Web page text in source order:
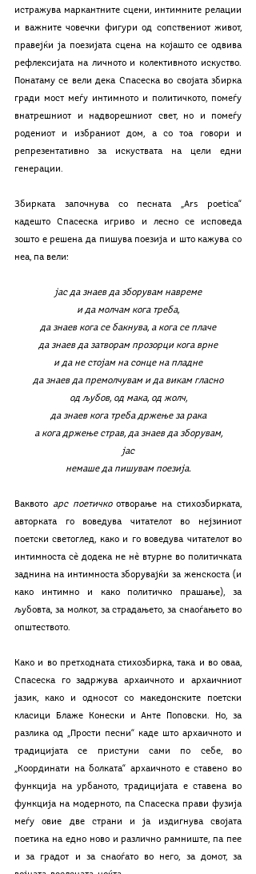
истражува маркантните сцени, интимните релации
и важните човечки фигури од сопствениот живот,
правејќи ја поезијата сцена на којашто се одвива
рефлексијата на личното и колективното искуство.
Понатаму се вели дека Спасеска во својата збирка
гради мост меѓу интимното и политичкото, помеѓу
внатрешниот и надворешниот свет, но и помеѓу
родениот и избраниот дом, а со тоа говори и
репрезентативно за искуствата на цели едни
генерации.
Збирката започнува со песната „Ars poetica“
кадешто Спасеска игриво и лесно се исповеда
зошто е решена да пишува поезија и што кажува со
неа, па вели:
јас да знаев да зборувам навреме
и да молчам кога треба,
да знаев кога се бакнува, а кога се плаче
да знаев да затворам прозорци кога врне
и да не стојам на сонце на пладне
да знаев да премолчувам и да викам гласно
од љубов, од мака, од жолч,
да знаев кога треба држење за рака
а кога држење страв, да знаев да зборувам,
јас
немаше да пишувам поезија.
Ваквото арс поетичко отворање на стихозбирката,
авторката го воведува читателот во нејзиниот
поетски светоглед, како и го воведува читателот во
интимноста сѐ додека не нѐ втурне во политичката
заднина на интимноста зборувајќи за женскоста (и
како интимно и како политичко прашање), за
љубовта, за молкот, за страдањето, за снаоѓањето во
општеството.
Како и во претходната стихозбирка, така и во оваа,
Спасеска го задржува архаичното и архаичниот
јазик, како и односот со македонските поетски
класици Блаже Конески и Анте Поповски. Но, за
разлика од „Прости песни“ каде што архаичното и
традицијата се пристуни сами по себе, во
„Координати на болката“ архаичното е ставено во
функција на урбаното, традицијата е ставена во
функција на модерното, па Спасеска прави фузија
меѓу овие две страни и ја издигнува својата
поетика на едно ново и различно рамниште, па пее
и за градот и за снаоѓато во него, за домот, за